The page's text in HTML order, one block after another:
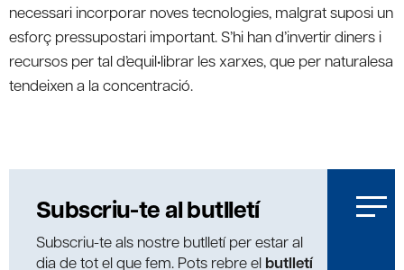
necessari incorporar noves tecnologies, malgrat suposi un
esforç pressupostari important. S’hi han d’invertir diners i
recursos per tal d’equil•librar les xarxes, que per naturalesa
tendeixen a la concentració.
Subscriu-te al butlletí
Subscriu-te als nostre butlletí per estar al
dia de tot el que fem. Pots rebre el butlletí